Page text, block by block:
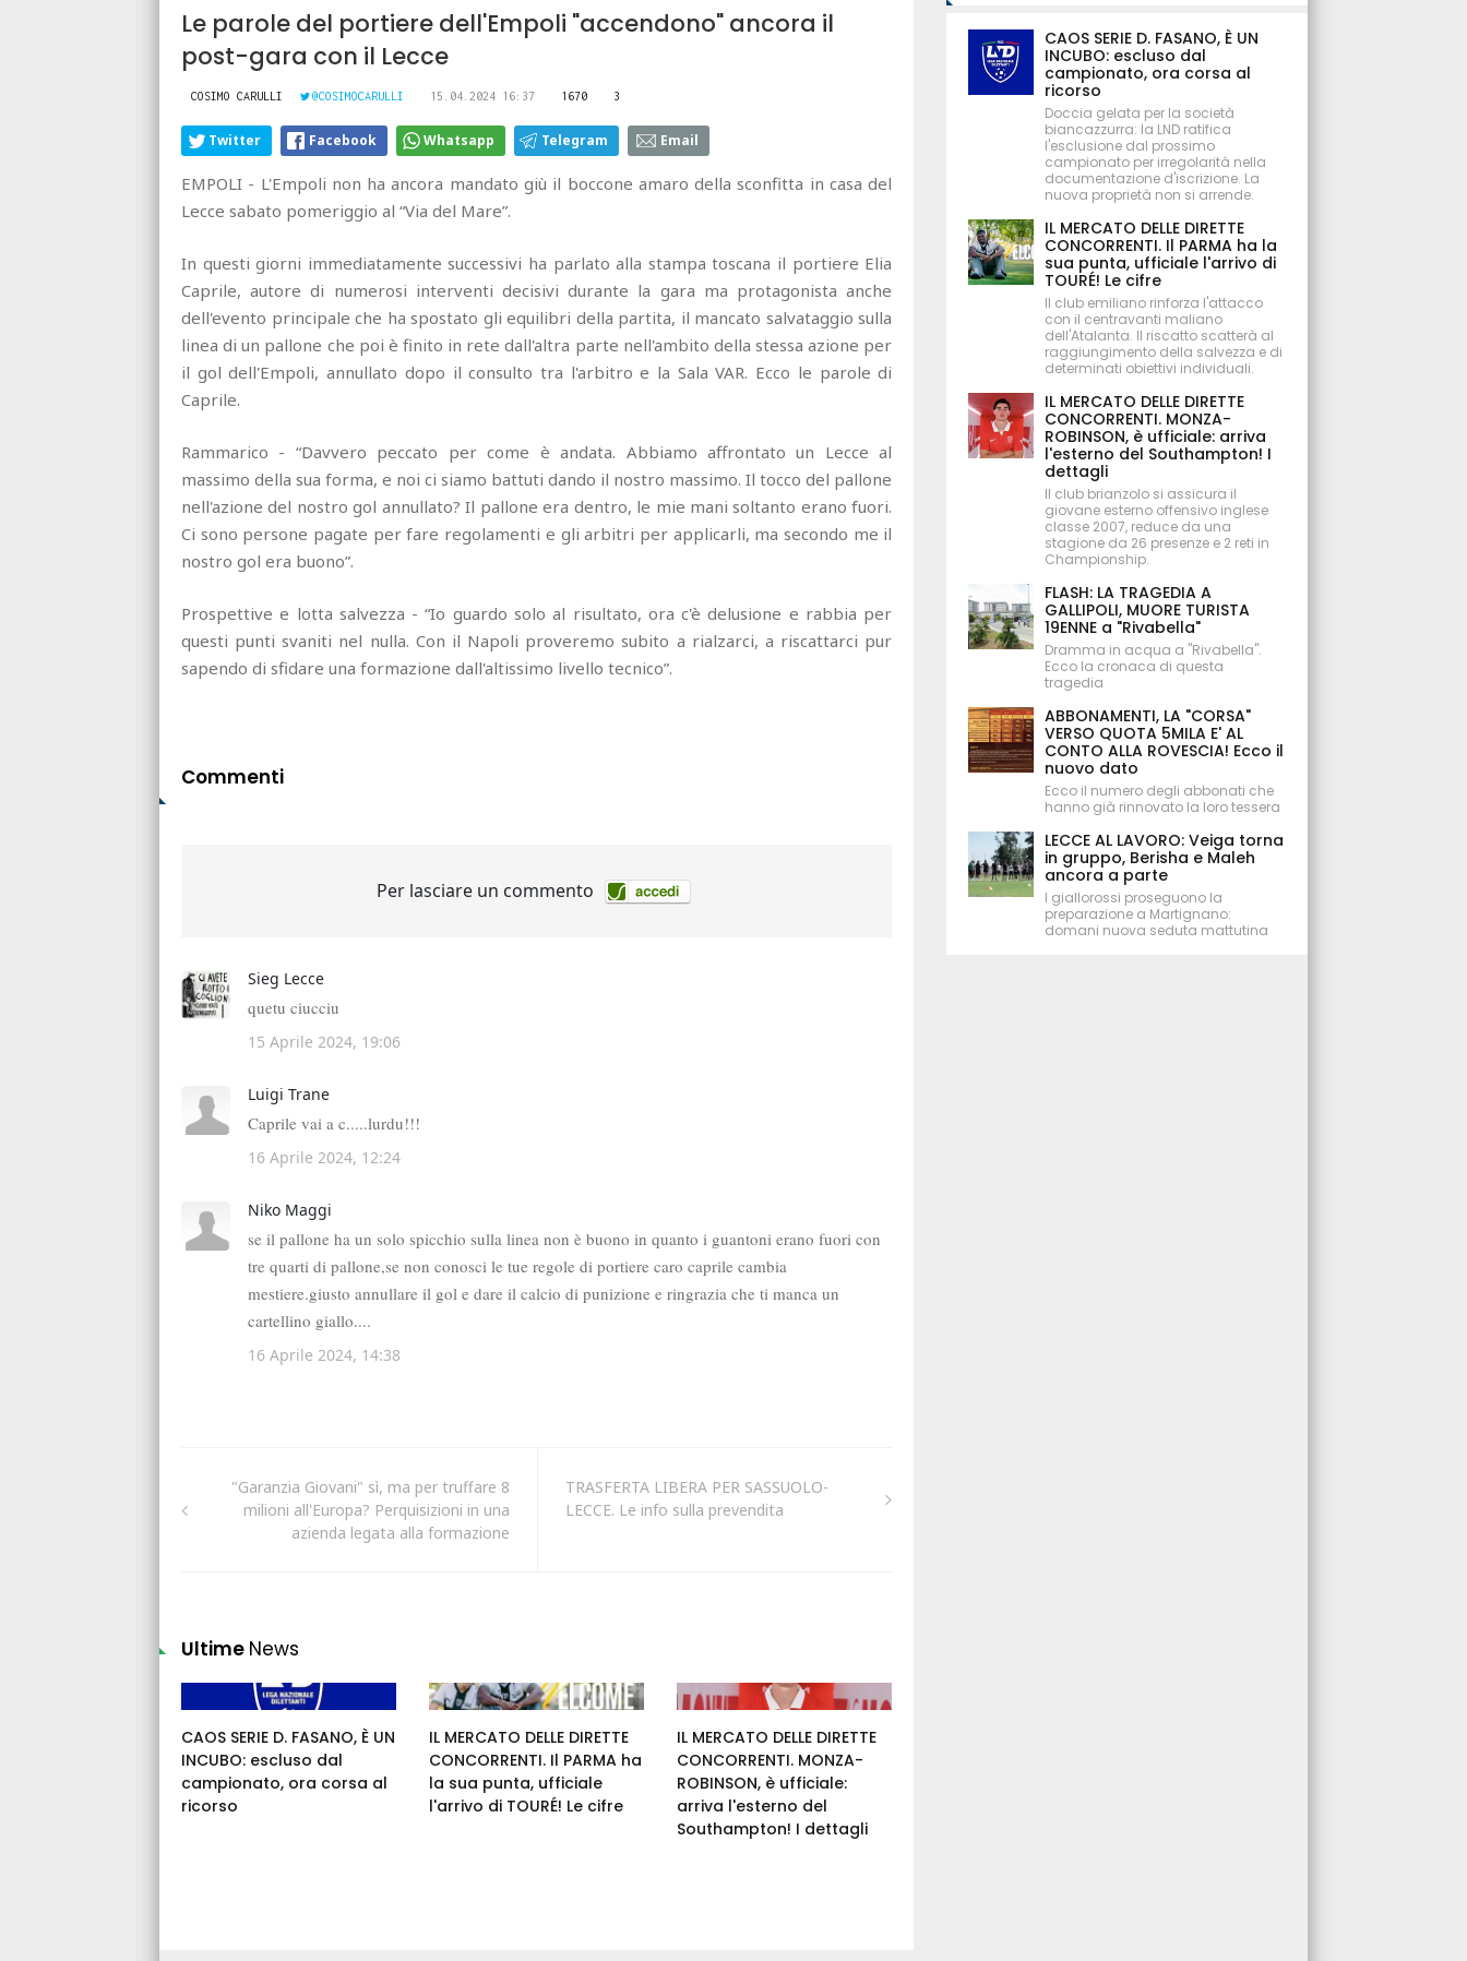
Le parole del portiere dell'Empoli "accendono" ancora il
post-gara con il Lecce
COSIMO CARULLI @COSIMOCARULLI 15.04.2024 16:37 1670 3
Twitter Facebook Whatsapp Telegram Email
EMPOLI - L'Empoli non ha ancora mandato giù il boccone amaro della sconfitta in casa del
Lecce sabato pomeriggio al “Via del Mare”.
In questi giorni immediatamente successivi ha parlato alla stampa toscana il portiere Elia
Caprile, autore di numerosi interventi decisivi durante la gara ma protagonista anche
dell'evento principale che ha spostato gli equilibri della partita, il mancato salvataggio sulla
linea di un pallone che poi è finito in rete dall'altra parte nell'ambito della stessa azione per
il gol dell'Empoli, annullato dopo il consulto tra l'arbitro e la Sala VAR. Ecco le parole di
Caprile.
Rammarico - “Davvero peccato per come è andata. Abbiamo affrontato un Lecce al
massimo della sua forma, e noi ci siamo battuti dando il nostro massimo. Il tocco del pallone
nell'azione del nostro gol annullato? Il pallone era dentro, le mie mani soltanto erano fuori.
Ci sono persone pagate per fare regolamenti e gli arbitri per applicarli, ma secondo me il
nostro gol era buono”.
Prospettive e lotta salvezza - “Io guardo solo al risultato, ora c'è delusione e rabbia per
questi punti svaniti nel nulla. Con il Napoli proveremo subito a rialzarci, a riscattarci pur
sapendo di sfidare una formazione dall'altissimo livello tecnico”.
Commenti
"Garanzia Giovani" sì, ma per truffare 8
milioni all'Europa? Perquisizioni in una
azienda legata alla formazione
TRASFERTA LIBERA PER SASSUOLO-
LECCE. Le info sulla prevendita
Ultime News
CAOS SERIE D. FASANO, È UN
INCUBO: escluso dal
campionato, ora corsa al
ricorso
IL MERCATO DELLE DIRETTE
CONCORRENTI. Il PARMA ha
la sua punta, ufficiale
l'arrivo di TOURÉ! Le cifre
IL MERCATO DELLE DIRETTE
CONCORRENTI. MONZA-
ROBINSON, è ufficiale:
arriva l'esterno del
Southampton! I dettagli
CAOS SERIE D. FASANO, È UN
INCUBO: escluso dal
campionato, ora corsa al
ricorso
Doccia gelata per la società
biancazzurra: la LND ratifica
l'esclusione dal prossimo
campionato per irregolarità nella
documentazione d'iscrizione. La
nuova proprietà non si arrende.
IL MERCATO DELLE DIRETTE
CONCORRENTI. Il PARMA ha la
sua punta, ufficiale l'arrivo di
TOURÉ! Le cifre
Il club emiliano rinforza l'attacco
con il centravanti maliano
dell'Atalanta. Il riscatto scatterà al
raggiungimento della salvezza e di
determinati obiettivi individuali.
IL MERCATO DELLE DIRETTE
CONCORRENTI. MONZA-
ROBINSON, è ufficiale: arriva
l'esterno del Southampton! I
dettagli
Il club brianzolo si assicura il
giovane esterno offensivo inglese
classe 2007, reduce da una
stagione da 26 presenze e 2 reti in
Championship.
FLASH: LA TRAGEDIA A
GALLIPOLI, MUORE TURISTA
19ENNE a "Rivabella"
Dramma in acqua a "Rivabella".
Ecco la cronaca di questa
tragedia
ABBONAMENTI, LA "CORSA"
VERSO QUOTA 5MILA E' AL
CONTO ALLA ROVESCIA! Ecco il
nuovo dato
Ecco il numero degli abbonati che
hanno già rinnovato la loro tessera
LECCE AL LAVORO: Veiga torna
in gruppo, Berisha e Maleh
ancora a parte
I giallorossi proseguono la
preparazione a Martignano:
domani nuova seduta mattutina